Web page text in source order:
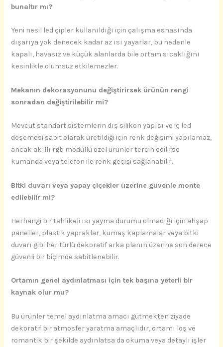
bunaltır mı?
Yeni nesil led çipler kullanıldığı için çalışma esnasında
dışarıya yok denecek kadar az ısı yayarlar, bu nedenle
kapalı, havasız ve küçük alanlarda bile ortam sıcaklığını
kesinlikle olumsuz etkilemezler.
Mekanın dekorasyonunu değiştirirsek ürünün rengi
sonradan değiştirilebilir mi?
Mevcut standart sistemlerin dış silikon yapısı ve iç led
döşemesi sabit olarak üretildiği için renk değişimi yapılamaz,
ancak akıllı rgb modüllü özel ürünler tercih edilirse
kumanda veya telefon ile renk geçişi sağlanabilir.
Bitki duvarı veya yapay çiçekler üzerine güvenle monte
edilebilir mi?
Herhangi bir tehlikeli ısı yayma durumu olmadığı için ahşap
paneller, plastik yapraklar, kumaş kaplamalar veya bitki
duvarı gibi her türlü dekoratif arka planın üzerine son derece
güvenli bir biçimde sabitlenebilir.
Ortamın genel aydınlatması için tek başına yeterli bir
kaynak olur mu?
Bu ürünler temel aydınlatma amacı gütmekten ziyade
dekoratif bir atmosfer yaratma amaçlıdır, ortamı loş ve
romantik bir şekilde aydınlatsa da okuma veya detaylı işler